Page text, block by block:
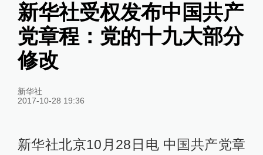
新华社受权发布中国共产
党章程：党的十九大部分
修改
新华社
2017-10-28 19:36
新华社北京10月28日电 中国共产党章